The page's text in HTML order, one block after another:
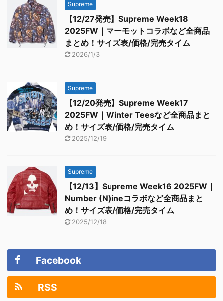
Supreme
【12/27発売】Supreme Week18
2025FW｜マーモットコラボなど全商品
まとめ！サイズ表/価格/完売タイム
2026/1/3
Supreme
【12/20発売】Supreme Week17
2025FW｜Winter Teesなど全商品まと
め！サイズ表/価格/完売タイム
2025/12/19
Supreme
【12/13】Supreme Week16 2025FW｜
Number (N)ineコラボなど全商品まと
め！サイズ表/価格/完売タイム
2025/12/18
Facebook
RSS